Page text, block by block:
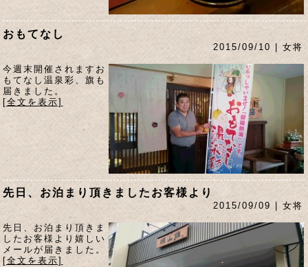
おもてなし
2015/09/10 | 女将
今週末開催されますお
もてなし温泉彩、旗も
届きました。
[全文を表示]
先日、お泊まり頂きましたお客様より
2015/09/09 | 女将
先日、お泊まり頂きま
したお客様より嬉しい
メールが届きました。
[全文を表示]